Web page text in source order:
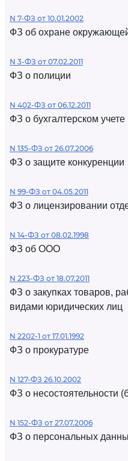
N 7-ФЗ от 10.01.2002
ФЗ об охране
N 3-ФЗ от 07.02.2011
ФЗ о полиции
N 402-ФЗ от 06.12.2011
ФЗ о бухгалтерском учете
N 135-ФЗ от 26.07.2006
ФЗ о защите конкуренции
N 99-ФЗ от 04.05.2011
ФЗ о лицензировании
N 14-ФЗ от 08.02.1998
ФЗ об ООО
N 223-ФЗ от 18.07.2011
ФЗ о закупках товаров,
видами юридических лиц
N 2202-1 от 17.01.1992
ФЗ о прокуратуре
N 127-ФЗ 26.10.2002
ФЗ о несостоятельности
N 152-ФЗ от 27.07.2006
ФЗ о персональных